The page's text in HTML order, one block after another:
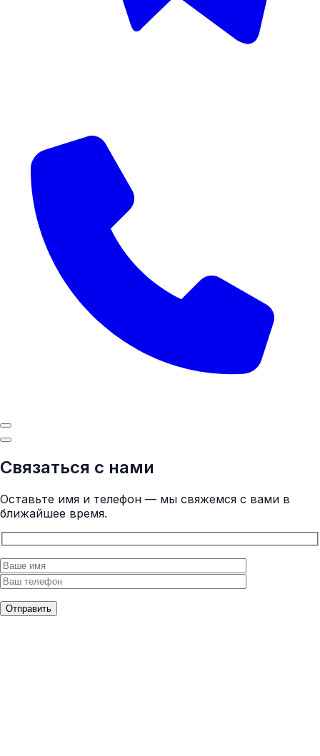
Связаться с нами
Оставьте имя и телефон — мы свяжемся с вами в
ближайшее время.
Отправить